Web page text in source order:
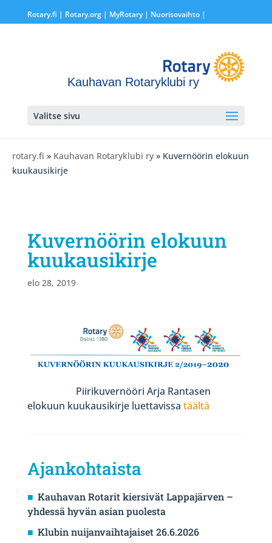
Rotary.fi | Rotary.org| MyRotary | Nuorisovaihto|
Kauhavan Rotaryklubi ry
Valitse sivu
rotary.fi » Kauhavan Rotaryklubi ry » Kuvernöörin elokuun
kuukausikirje
Kuvernöörin elokuun
kuukausikirje
elo 28, 2019
Piirikuvernööri Arja Rantasen
elokuun kuukausikirje luettavissa täältä
Ajankohtaista
Kauhavan Rotarit kiersivät Lappajärven –
yhdessä hyvän asian puolesta
Klubin nuijanvaihtajaiset 26.6.2026